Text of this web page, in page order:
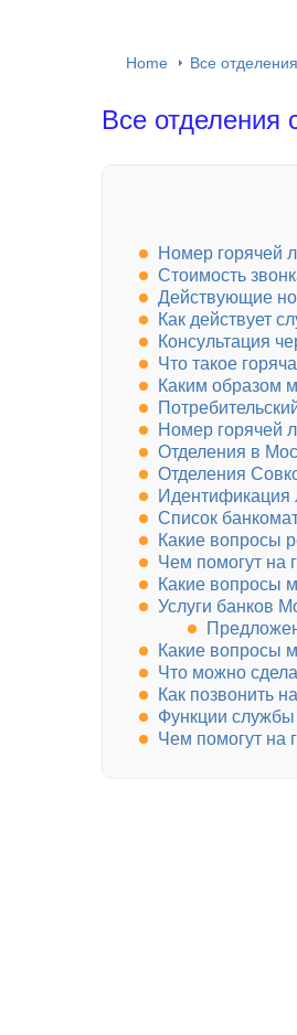
Home Все
Все отделения
Номер горячей
Стоимость
Действующие
Как действует
Консультация
Что такое
Каким образом
Номер горячей
Отделения в
Отделения
Идентификация
Список
Какие вопросы
Чем помогут на
Какие вопросы
Услуги банков
Какие вопросы
Что можно
Как позвонить
Функции
Чем помогут на